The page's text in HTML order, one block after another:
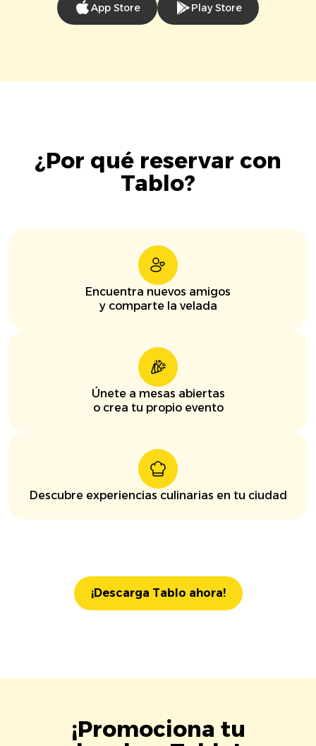
App Store Play Store
¿Por qué reservar con
Tablo?
Encuentra nuevos amigos
y comparte la velada
Únete a mesas abiertas
o crea tu propio evento
Descubre experiencias culinarias en tu ciudad
¡Descarga Tablo ahora!
¡Promociona tu